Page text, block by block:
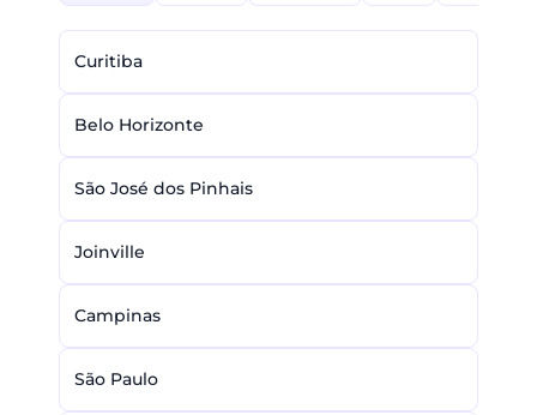
Curitiba
Belo Horizonte
São José dos Pinhais
Joinville
Campinas
São Paulo